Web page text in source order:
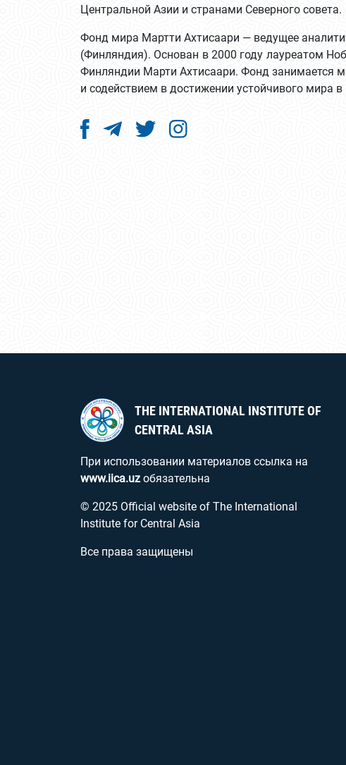
Центральной Азии и странами Северного совета.
Фонд мира Мартти Ахтисаари — ведущее
(Финляндия). Основан в 2000 году лауреатом
Финляндии Марти Ахтисаари. Фонд занимается
и содействием в достижении устойчивого мира
THE INTERNATIONAL INSTITUTE OF
CENTRAL ASIA
При использовании материалов ссылка на
www.iica.uz обязательна
© 2025 Official website of The International
Institute for Central Asia
Все права защищены